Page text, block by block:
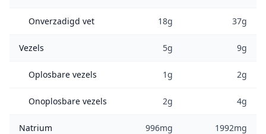
Onverzadigd vet 18g 37g
Vezels 5g 9g
Oplosbare vezels 1g 2g
Onoplosbare vezels 2g 4g
Natrium 996mg 1992mg